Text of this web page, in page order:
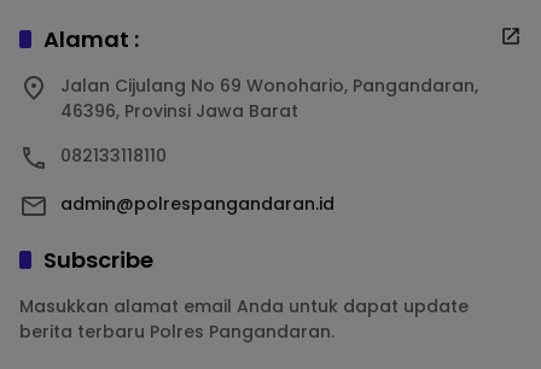
Alamat :
Jalan Cijulang No 69 Wonohario, Pangandaran,
46396, Provinsi Jawa Barat
082133118110
admin@polrespangandaran.id
Subscribe
Masukkan alamat email Anda untuk dapat update
berita terbaru Polres Pangandaran.